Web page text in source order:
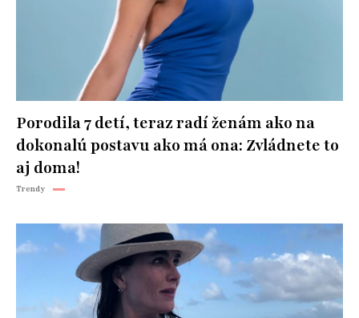
Porodila 7 detí, teraz radí ženám ako na
dokonalú postavu ako má ona: Zvládnete to
aj doma!
Trendy